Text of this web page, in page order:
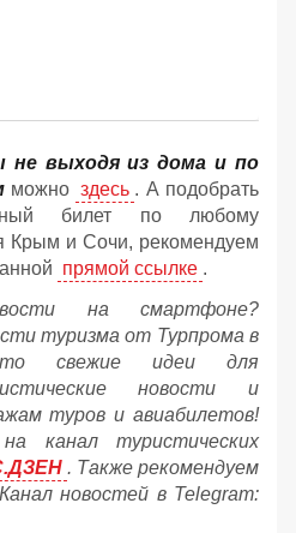
не выходя из дома и по
можно здесь . А подобрать
билет по любому
Крым и Сочи, рекомендуем
прямой ссылке .
на смартфоне?
туризма от Турпрома в
свежие идеи для
новости и
туров и авиабилетов!
канал туристических
. Также рекомендуем
новостей в Telegram: